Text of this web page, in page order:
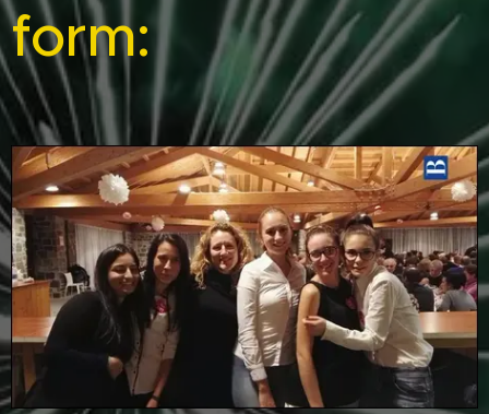
form: